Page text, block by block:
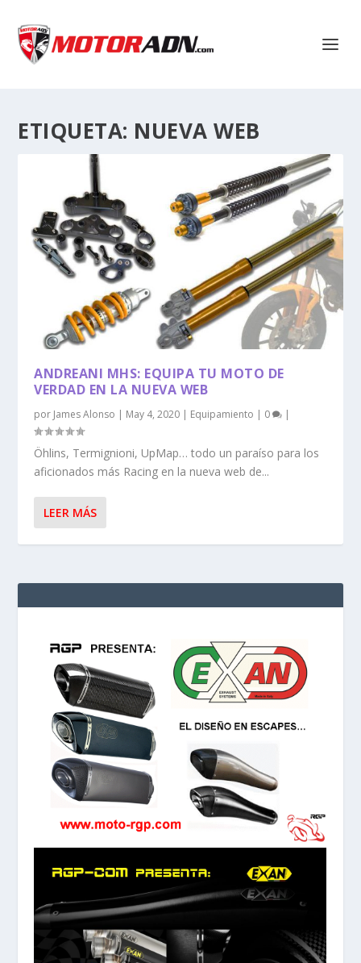
ETIQUETA: NUEVA WEB
ANDREANI MHS: EQUIPA TU MOTO DE
VERDAD EN LA NUEVA WEB
por James Alonso | May 4, 2020 | Equipamiento | 0 |
Öhlins, Termignioni, UpMap… todo un paraíso para los
aficionados más Racing en la nueva web de...
LEER MÁS